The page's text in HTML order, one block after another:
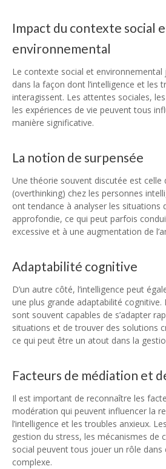
Impact du contexte social
environnemental
Le contexte social et environnemental
dans la façon dont l’intelligence et les
interagissent. Les attentes sociales,
les expériences de vie peuvent tous
manière significative.
La notion de surpensée
Une théorie souvent discutée est celle
(overthinking) chez les personnes
ont tendance à analyser les situations
approfondie, ce qui peut parfois
excessive et à une augmentation de
Adaptabilité cognitive
D’un autre côté, l’intelligence peut
une plus grande adaptabilité cognitive.
sont souvent capables de s’adapter
situations et de trouver des solutions
ce qui peut être un atout dans la
Facteurs de médiation et
Il est important de reconnaître les
modération qui peuvent influencer la
l’intelligence et les troubles anxieux.
gestion du stress, les mécanismes de
social peuvent tous jouer un rôle
complexe.